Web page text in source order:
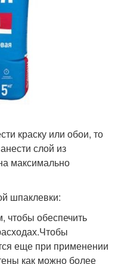
краску или обои, то
слой из
максимально
шпаклевки:
чтобы обеспечить
еще при применении
как можно более